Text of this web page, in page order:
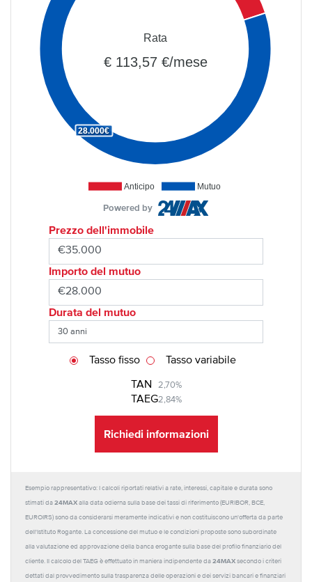
Anticipo Mutuo
28.000€
Rata
€ 113,57 €/mese
Powered by
Prezzo dell'immobile
Importo del mutuo
Durata del mutuo
TAN 2,70%
TAEG2,84%
Tasso fisso Tasso variabile
Richiedi informazioni
Esempio rappresentativo: I calcoli riportati relativi a rate, interessi, capitale e durata sono
stimati da 24MAX alla data odierna sulla base dei tassi di riferimento (EURIBOR, BCE,
EUROIRS) sono da considerarsi meramente indicativi e non costituiscono un'offerta da parte
dell'Istituto Rogante. La concessione del mutuo e le condizioni proposte sono subordinate
alla valutazione ed approvazione della banca erogante sulla base del profilo finanziario del
cliente. Il calcolo del TAEG è effettuato in maniera indipendente da 24MAX secondo i criteri
dettati dal provvedimento sulla trasparenza delle operazioni e dei servizi bancari e finanziari